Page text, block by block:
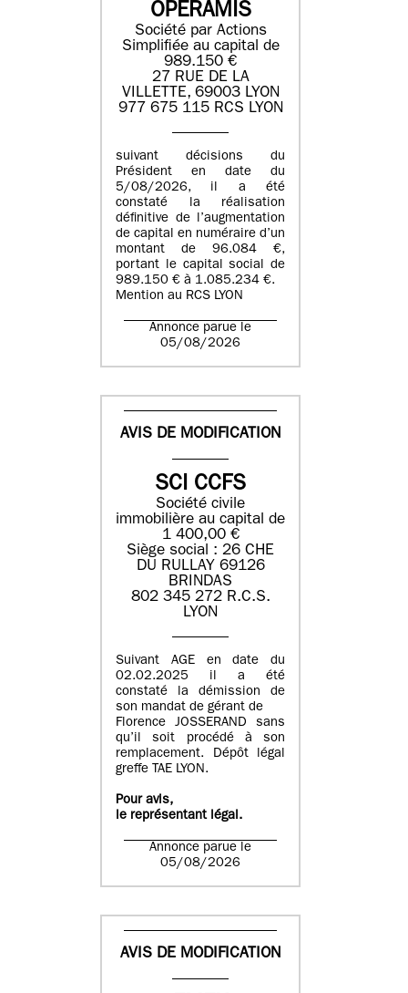
OPERAMIS
Société par Actions
Simplifiée au capital de
989.150 €
27 RUE DE LA
VILLETTE, 69003 LYON
977 675 115 RCS LYON
suivant décisions du
Président en date du
5/08/2026, il a été
constaté la réalisation
définitive de l’augmentation
de capital en numéraire d’un
montant de 96.084 €,
portant le capital social de
989.150 € à 1.085.234 €.
Mention au RCS LYON
Annonce parue le
05/08/2026
AVIS DE MODIFICATION
SCI CCFS
Société civile
immobilière au capital de
1 400,00 €
Siège social : 26 CHE
DU RULLAY 69126
BRINDAS
802 345 272 R.C.S.
LYON
Suivant AGE en date du
02.02.2025 il a été
constaté la démission de
son mandat de gérant de
Florence JOSSERAND sans
qu’il soit procédé à son
remplacement. Dépôt légal
greffe TAE LYON.
Pour avis,
le représentant légal.
Annonce parue le
05/08/2026
AVIS DE MODIFICATION